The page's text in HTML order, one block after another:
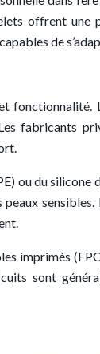
offrent une
de
fonctionnalité.
fabricants
ou du silicone
imprimés
sont